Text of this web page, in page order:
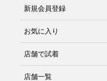
新規会員登録
お気に入り
店舗で試着
店舗一覧